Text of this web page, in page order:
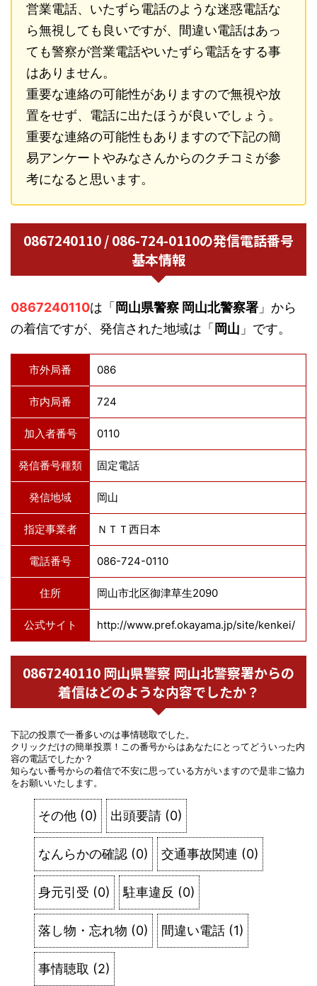
営業電話、いたずら電話のような迷惑電話な
ら無視しても良いですが、間違い電話はあっ
ても警察が営業電話やいたずら電話をする事
はありません。
重要な連絡の可能性がありますので無視や放
置をせず、電話に出たほうが良いでしょう。
重要な連絡の可能性もありますので下記の簡
易アンケートやみなさんからのクチコミが参
考になると思います。
0867240110 / 086-724-0110の発信電話番号
基本情報
0867240110は「岡山県警察 岡山北警察署 」から
の着信ですが、発信された地域は「岡山 」です。
市外局番 086
市内局番 724
加入者番号 0110
発信番号種類 固定電話
発信地域 岡山
指定事業者 ＮＴＴ西日本
電話番号 086-724-0110
住所 岡山市北区御津草生2090
公式サイト http://www.pref.okayama.jp/site/kenkei/
0867240110 岡山県警察 岡山北警察署からの
着信はどのような内容でしたか？
下記の投票で一番多いのは事情聴取でした。
クリックだけの簡単投票！この番号からはあなたにとってどういった内
容の電話でしたか？
知らない番号からの着信で不安に思っている方がいますので是非ご協力
をお願いいたします。
その他 (0) 出頭要請 (0)
なんらかの確認 (0) 交通事故関連 (0)
身元引受 (0) 駐車違反 (0)
落し物・忘れ物 (0) 間違い電話 (1)
事情聴取 (2)